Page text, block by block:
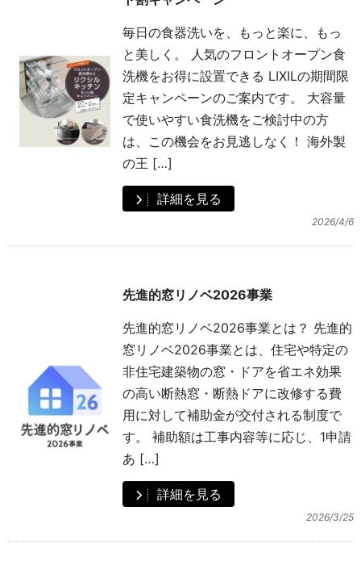
毎日の食器洗いを、もっと楽に、もっ
と美しく。 人気のフロントオープン食
洗機をお得に設置できる LIXILの期間限
定キャンペーンのご案内です。 大容量
で使いやすい食洗機をご検討中の方
は、この機会をお見逃しなく！ 海外製
の王 […]
詳細を見る
2026/4/6
先進的窓リノベ2026事業
先進的窓リノベ2026事業とは？ 先進的
窓リノベ2026事業とは、住宅や特定の
非住宅建築物の窓・ドアを省エネ効果
の高い断熱窓・断熱ドアに改修する費
用に対して補助金が交付される制度で
す。 補助額は工事内容等に応じ、1申請
あ […]
詳細を見る
2026/3/25